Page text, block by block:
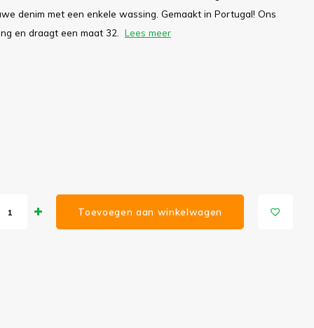
denim met een enkele wassing. Gemaakt in Portugal! Ons
en draagt een maat 32. Lees meer
Toevoegen aan winkelwagen